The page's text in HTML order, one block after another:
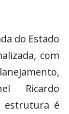
do Estado
com
Ricardo
estrutura é